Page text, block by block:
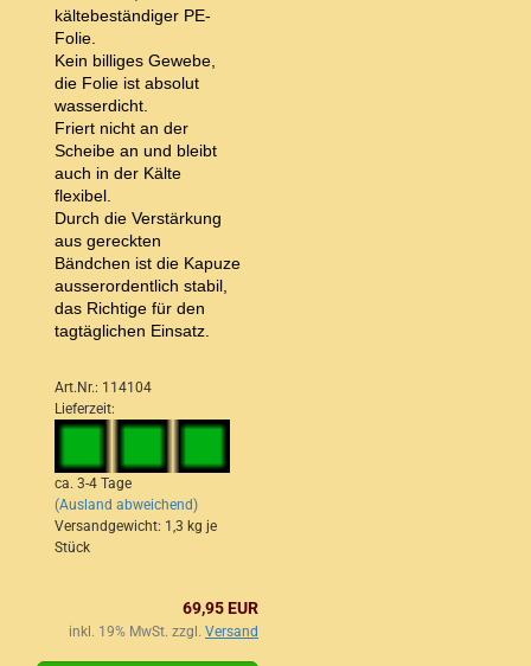
kältebeständiger PE-
Folie.
Kein billiges Gewebe,
die Folie ist absolut
wasserdicht.
Friert nicht an der
Scheibe an und bleibt
auch in der Kälte
flexibel.
Durch die Verstärkung
aus gereckten
Bändchen ist die Kapuze
ausserordentlich stabil,
das Richtige für den
tagtäglichen Einsatz.
Art.Nr.: 114104
Lieferzeit:
ca. 3-4 Tage
(Ausland abweichend)
Versandgewicht: 1,3 kg je
Stück
69,95 EUR
inkl. 19% MwSt. zzgl. Versand